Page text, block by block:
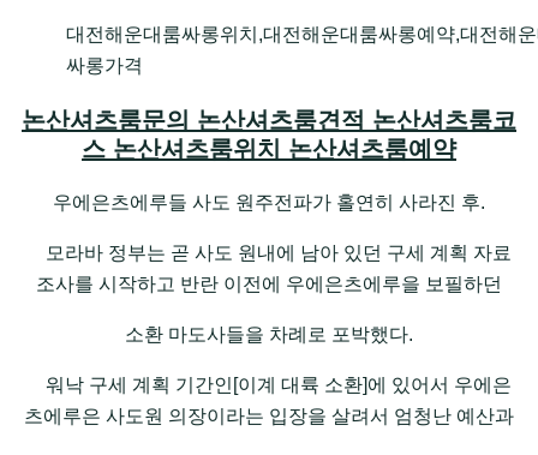
대전해운대룸싸롱위치,대전해운대룸싸롱예약,대전해
싸롱가격
논산셔츠룸문의 논산셔츠룸견적 논산셔츠룸코
스 논산셔츠룸위치 논산셔츠룸예약
우에은츠에루들 사도 원주전파가 홀연히 사라진 후.
모라바 정부는 곧 사도 원내에 남아 있던 구세 계획 자료
조사를 시작하고 반란 이전에 우에은츠에루을 보필하던
소환 마도사들을 차례로 포박했다.
워낙 구세 계획 기간인[이계 대륙 소환]에 있어서 우에은
츠에루은 사도원 의장이라는 입장을 살려서 엄청난 예산과